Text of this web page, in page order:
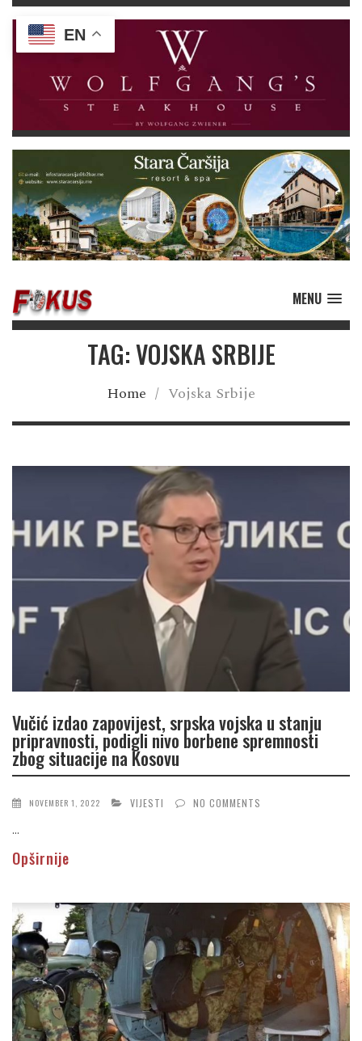
MENU
TAG: VOJSKA SRBIJE
Home / Vojska Srbije
Vučić izdao zapovijest, srpska vojska u stanju
pripravnosti, podigli nivo borbene spremnosti
zbog situacije na Kosovu
NOVEMBER 1, 2022 VIJESTI NO COMMENTS
...
Opširnije
EN